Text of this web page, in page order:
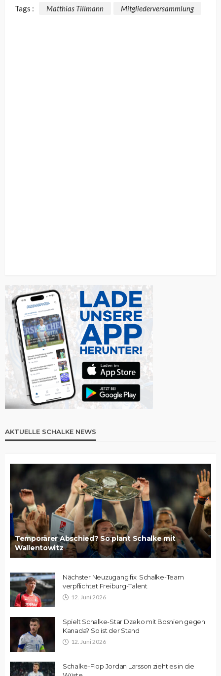
Tags : Matthias Tillmann Mitgliederversammlung
AKTUELLE SCHALKE NEWS
Temporärer Abschied? So plant Schalke mit
Wallentowitz
Nächster Neuzugang fix: Schalke-Team
verpflichtet Freiburg-Talent
12. Juni 2026
Spielt Schalke-Star Dzeko mit Bosnien gegen
Kanada? So ist der Stand
12. Juni 2026
Schalke-Flop Jordan Larsson zieht es in die